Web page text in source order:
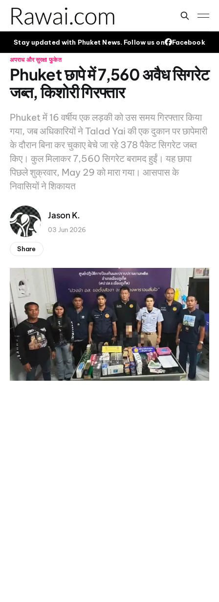
Stay updated with Phuket News. Follow us on Facebook
अपराध और सुरक्षा फुकेत
Phuket छापे में 7,560 अवैध सिगरेट
जब्त, किशोरी गिरफ्तार
Phuket में 16 वर्षीय एक लड़की को उस समय गिरफ्तार किया
गया, जब अधिकारियों ने Talad Yai की एक दुकान पर छापेमारी
के दौरान बिना कर चुकाए बेचे जा रहे 378 पैकेट सिगरेट जब्त
किए। कुल मिलाकर 7,560 सिगरेट बरामद हुईं। यह छापा
पिछले शुक्रवार, May 29 को मारा गया। आसपास के
निवासियों ने शिकायत
Jason K.
03 Jun 2026
Share